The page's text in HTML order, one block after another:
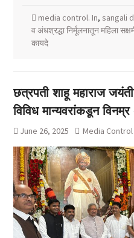
media control. In, sangali
व अंधश्रद्धा निर्मूलनातून महिला
कायदे
छत्रपती शाहू महाराज
विविध मान्यवरांकडून
June 26, 2025 Media